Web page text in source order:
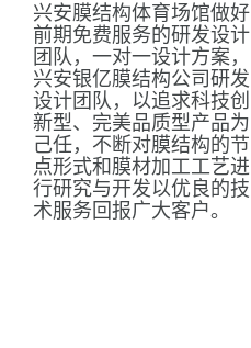
兴安膜结构体育场馆做好
前期免费服务的研发设计
团队，一对一设计方案，
兴安银亿膜结构公司研发
设计团队，以追求科技创
新型、完美品质型产品为
己任，不断对膜结构的节
点形式和膜材加工工艺进
行研究与开发以优良的技
术服务回报广大客户。